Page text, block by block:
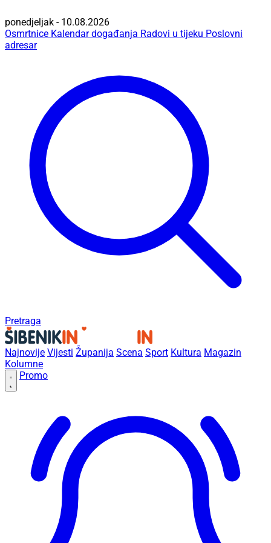
ponedjeljak - 10.08.2026
Osmrtnice Kalendar događanja Radovi u tijeku Poslovni
adresar
Pretraga
Najnovije Vijesti Županija Scena Sport Kultura Magazin
Kolumne
Promo